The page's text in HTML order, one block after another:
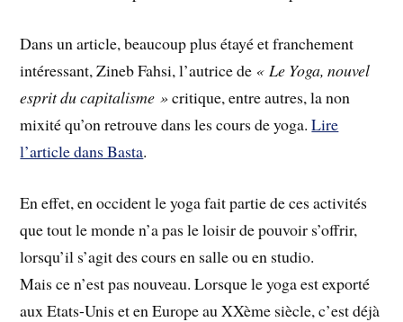
Dans un article, beaucoup plus étayé et franchement
intéressant, Zineb Fahsi, l’autrice de « Le Yoga, nouvel
esprit du capitalisme »critique, entre autres, la non
mixité qu’on retrouve dans les cours de yoga.Lire
l’article dans Basta.
En effet, en occident le yoga fait partie de ces activités
que tout le monde n’a pas le loisir de pouvoir s’offrir,
lorsqu’il s’agit des cours en salle ou en studio.
Mais ce n’est pas nouveau. Lorsque le yoga est exporté
aux Etats-Unis et en Europe au XXème siècle, c’est déjà